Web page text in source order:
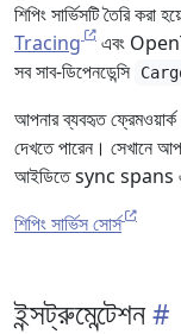
শিপিং সার্ভিসটি তৈরি করা
Tracing
এবং
সব সাব-ডিপেনডেন্সি
আপনার ব্যবহৃত ফ্রেমওয়ার্ক
দেখতে পারেন। সেখানে
আইডিতে sync spans
শিপিং সার্ভিস সোর্স
ইন্সট্রুমেন্টেশন